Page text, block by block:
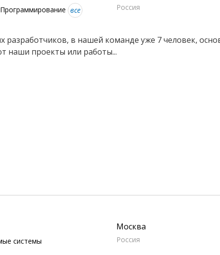
все Россия
в нашей команде уже 7 человек,
наши проекты или работы...
системы
Москва
Россия